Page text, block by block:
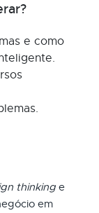
e como
thinking e
em